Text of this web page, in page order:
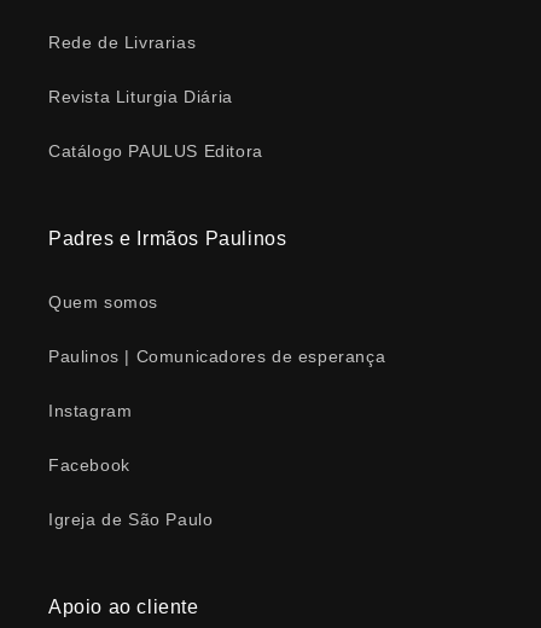
Rede de Livrarias
Revista Liturgia Diária
Catálogo PAULUS Editora
Padres e Irmãos Paulinos
Quem somos
Paulinos | Comunicadores de esperança
Instagram
Facebook
Igreja de São Paulo
Apoio ao cliente